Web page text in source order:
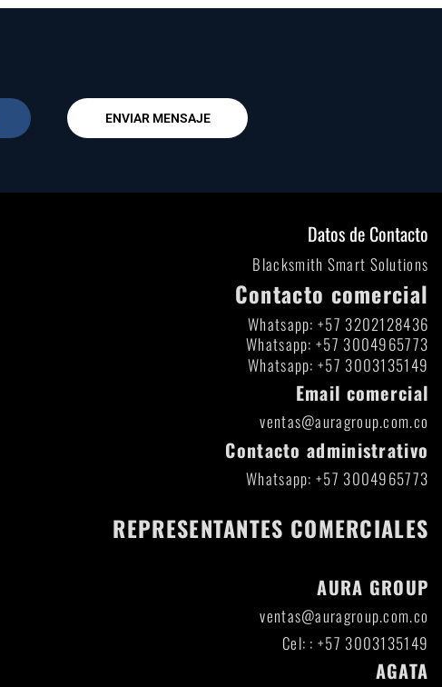
ENVIAR MENSAJE
Datos de Contacto
Blacksmith Smart Solutions
Contacto comercial
Whatsapp: +57 3202128436
Whatsapp: +57 3004965773
Whatsapp: +57 3003135149
Email comercial
ventas@auragroup.com.co
Contacto administrativo
Whatsapp: +57 3004965773
REPRESENTANTES COMERCIALES
AURA GROUP
ventas@auragroup.com.co
Cel: : +57 3003135149
AGATA